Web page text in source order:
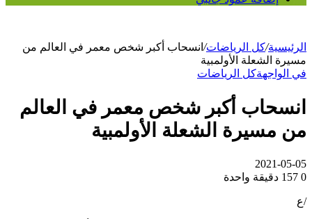
/كل الرياضات/انسحاب أكبر شخص معمر في العالم من
الشعلة الأولمبية
الواجهةكل الرياضات
أكبر شخص معمر في العالم
مسيرة الشعلة الأولمبية
2021-05-
دقيقة واحدة